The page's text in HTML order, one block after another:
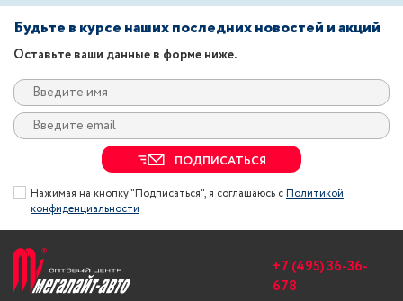
Будьте в курсе наших последних новостей и акций
Оставьте ваши данные в форме ниже.
ПОДПИСАТЬСЯ
Нажимая на кнопку "Подписаться", я соглашаюсь сПолитикой
конфиденциальности
+7 (495) 36-36-
678